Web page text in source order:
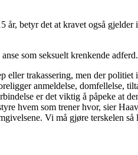
betyr det at kravet også
som seksuelt krenkende adferd.
trakassering, men der
anmeldelse, domfellelse,
er det viktig å påpeke at
hvem som trener hvor, sier
Vi må gjøre terskelen